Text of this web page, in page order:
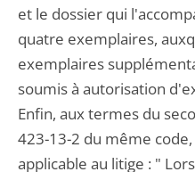
et le dossier qui
quatre exemplaires,
exemplaires
soumis à autorisation
Enfin, aux termes du
423-13-2 du même
applicable au litige : "